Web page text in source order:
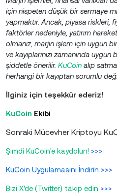
için nispeten düşük bir sermaye
yapmaktır. Ancak, piyasa riskleri,
faktörler nedeniyle, yatırım
olmanız, marjin işlem için uygun
ve kayıplarınızı zamanında
şiddetle önerilir. KuCoin alıp
herhangi bir kayıptan sorumlu
İlginiz için teşekkür ederiz!
KuCoin Ekibi
Sonraki Mücevher Kriptoyu
Şimdi KuCoin'e kaydolun! >>>
KuCoin Uygulamasını İndirin >>>
Bizi X'de (Twitter) takip edin >>>